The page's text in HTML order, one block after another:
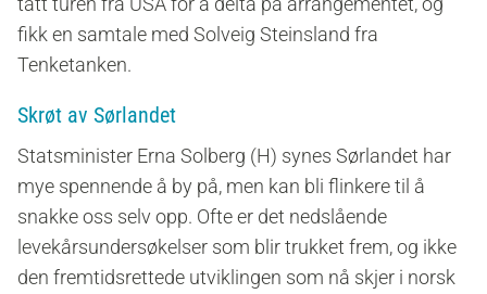
fikk en samtale med Solveig Steinsland fra
Tenketanken.
Skrøt av Sørlandet
Statsminister Erna Solberg (H) synes Sørlandet har
mye spennende å by på, men kan bli flinkere til å
snakke oss selv opp. Ofte er det nedslående
levekårsundersøkelser som blir trukket frem, og ikke
den fremtidsrettede utviklingen som nå skjer i norsk